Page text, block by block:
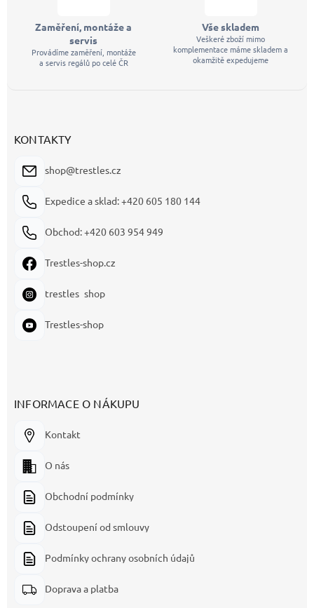
Zaměření, montáže a
servis
Provádíme zaměření, montáže
a servis regálů po celé ČR
Vše skladem
Veškeré zboží mimo
komplementace máme skladem a
okamžitě expedujeme
KONTAKTY
shop@trestles.cz
Expedice a sklad: +420 605 180 144
Obchod: +420 603 954 949
Trestles-shop.cz
trestles_shop
Trestles-shop
INFORMACE O NÁKUPU
Kontakt
O nás
Obchodní podmínky
Odstoupení od smlouvy
Podmínky ochrany osobních údajů
Doprava a platba